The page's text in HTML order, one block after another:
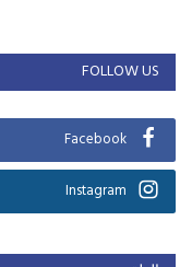
FOLLOW US
Facebook
Instagram